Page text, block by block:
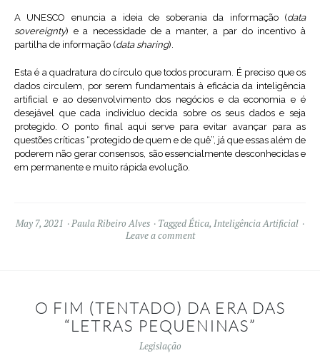
A UNESCO enuncia a ideia de soberania da informação (data
sovereignty) e a necessidade de a manter, a par do incentivo à
partilha de informação (data sharing).
Esta é a quadratura do círculo que todos procuram. É preciso que os
dados circulem, por serem fundamentais à eficácia da inteligência
artificial e ao desenvolvimento dos negócios e da economia e é
desejável que cada individuo decida sobre os seus dados e seja
protegido. O ponto final aqui serve para evitar avançar para as
questões críticas “protegido de quem e de quê”, já que essas além de
poderem não gerar consensos, são essencialmente desconhecidas e
em permanente e muito rápida evolução.
May 7, 2021 Paula Ribeiro Alves TaggedÉtica, Inteligência Artificial
Leave a comment
O FIM (TENTADO) DA ERA DAS
“LETRAS PEQUENINAS”
Legislação